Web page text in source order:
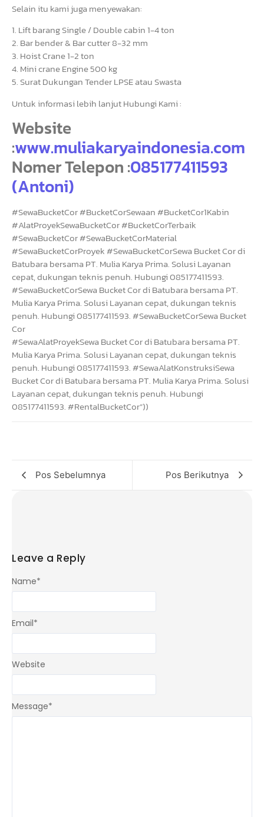
Selain itu kami juga menyewakan:
1. Lift barang Single / Double cabin 1-4 ton
2. Bar bender & Bar cutter 8-32 mm
3. Hoist Crane 1-2 ton
4. Mini crane Engine 500 kg
5. Surat Dukungan Tender LPSE atau Swasta
Untuk informasi lebih lanjut Hubungi Kami :
Website
:www.muliakaryaindonesia.com
Nomer Telepon :085177411593
(Antoni)
#SewaBucketCor #BucketCorSewaan #BucketCor1Kabin
#AlatProyekSewaBucketCor #BucketCorTerbaik
#SewaBucketCor #SewaBucketCorMaterial
#SewaBucketCorProyek #SewaBucketCorSewa Bucket Cor di
Batubara bersama PT. Mulia Karya Prima. Solusi Layanan
cepat, dukungan teknis penuh. Hubungi 085177411593.
#SewaBucketCorSewa Bucket Cor di Batubara bersama PT.
Mulia Karya Prima. Solusi Layanan cepat, dukungan teknis
penuh. Hubungi 085177411593. #SewaBucketCorSewa Bucket
Cor
#SewaAlatProyekSewa Bucket Cor di Batubara bersama PT.
Mulia Karya Prima. Solusi Layanan cepat, dukungan teknis
penuh. Hubungi 085177411593. #SewaAlatKonstruksiSewa
Bucket Cor di Batubara bersama PT. Mulia Karya Prima. Solusi
Layanan cepat, dukungan teknis penuh. Hubungi
085177411593. #RentalBucketCor”))
Pos Sebelumnya Pos Berikutnya
Leave a Reply
Message*
Name*
Email*
Website